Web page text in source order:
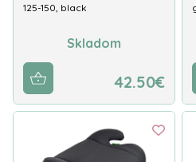
125-150, black
Skladom
42.50€